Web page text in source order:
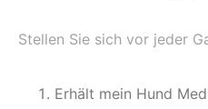
Stellen Sie sich vor jeder
Erhält mein Hund